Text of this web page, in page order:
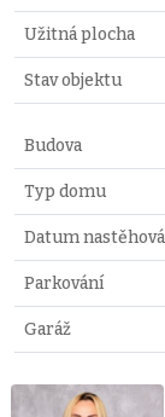
Užitná plocha
Stav objektu
Budova
Typ domu
Datum
Parkování
Garáž